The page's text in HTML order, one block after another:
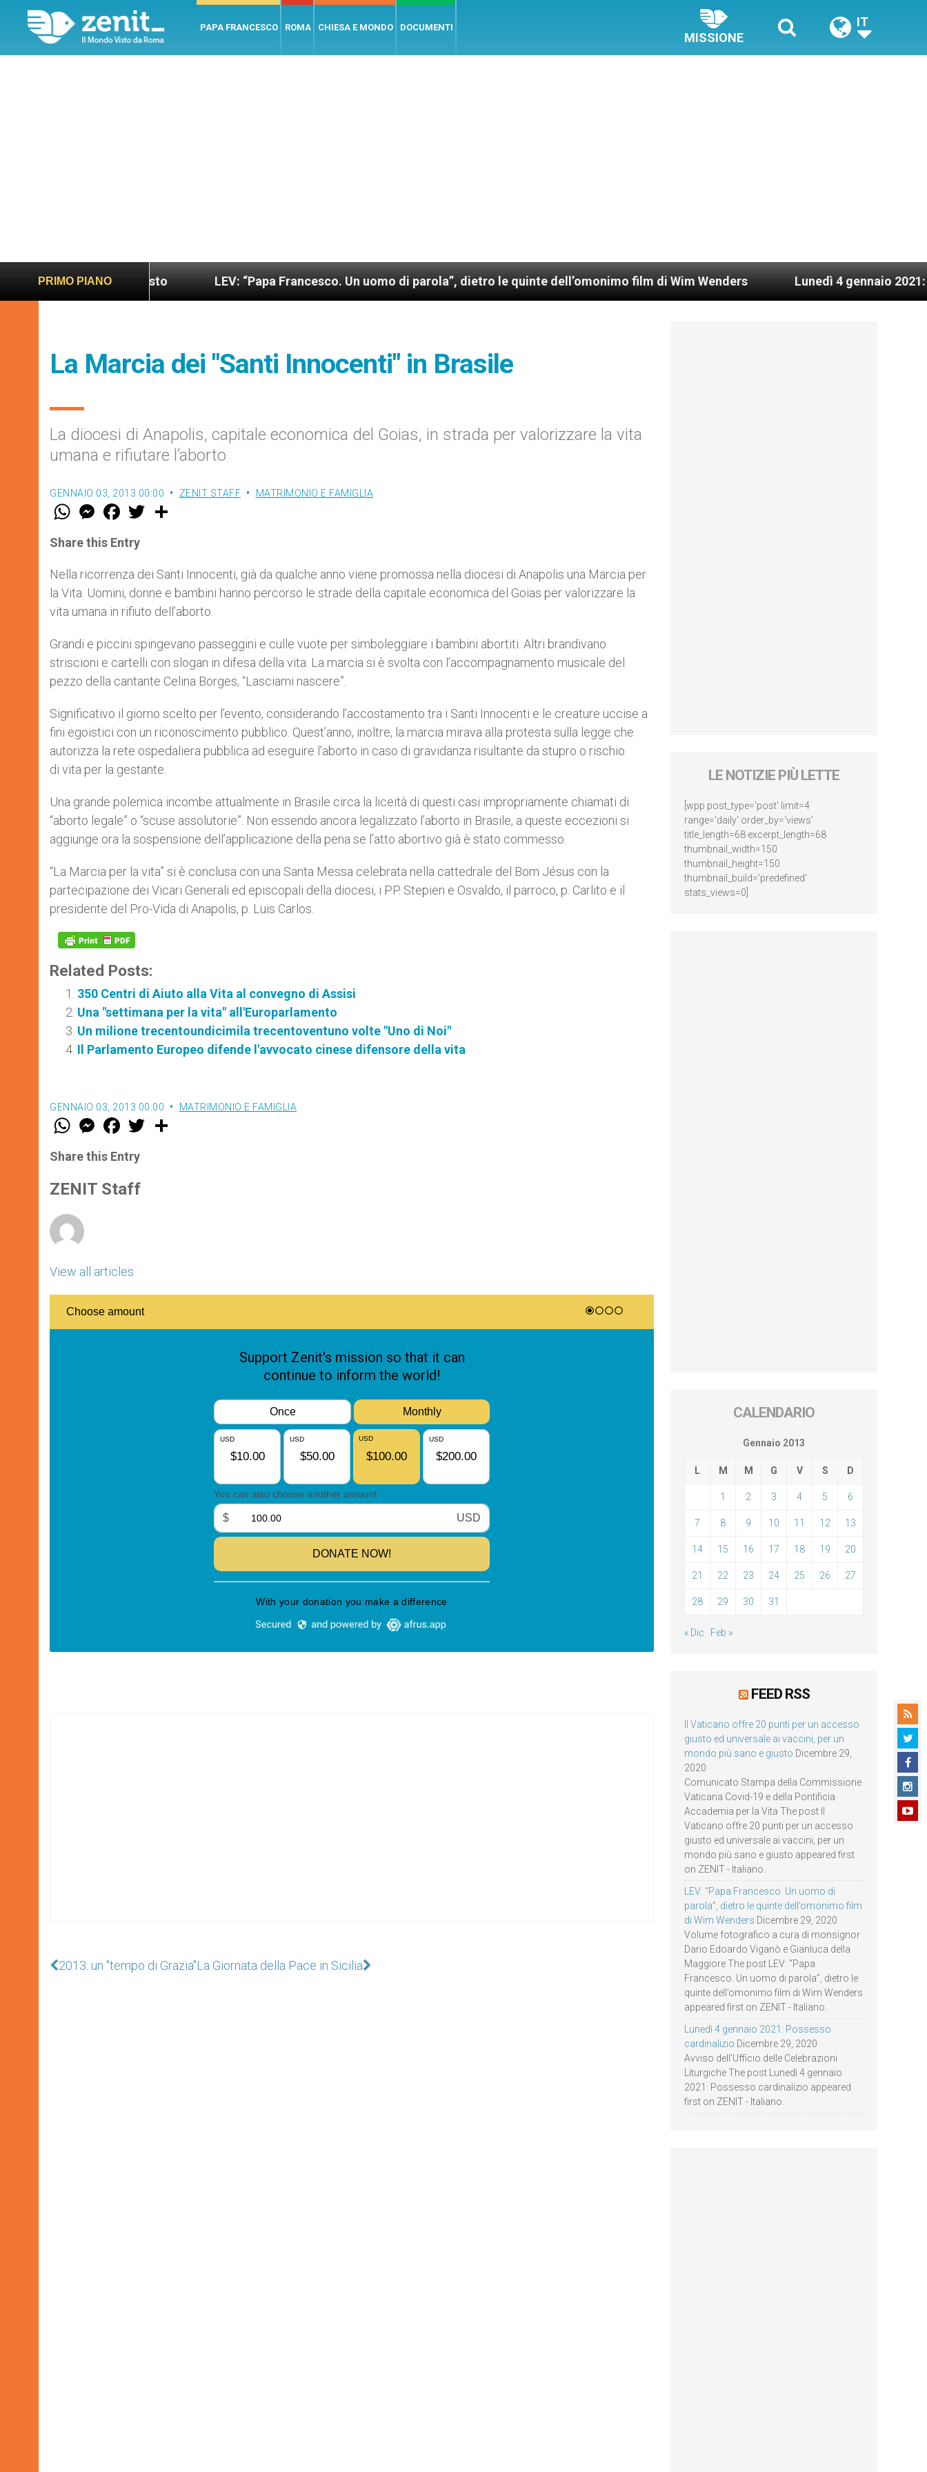
PAPA FRANCESCO ROMA CHIESA E MONDO DOCUMENTI
MISSIONE
IT
PRIMO PIANO
più sano e giusto LEV: “Papa Francesco. Un uomo di parola”, dietro le quinte dell’omonimo film di Wim Wenders Lunedì 4 gennaio 2021: Possesso
La Marcia dei "Santi Innocenti" in Brasile
La diocesi di Anapolis, capitale economica del Goias, in strada per valorizzare la vita
umana e rifiutare l’aborto
GENNAIO 03, 2013 00:00 ZENIT STAFF MATRIMONIO E FAMIGLIA
W
t
s
p
p
M
e
s
e
g
e
r
F
a
e
b
o
k
w
r
Share this Entry
Nella ricorrenza dei Santi Innocenti, già da qualche anno viene promossa nella diocesi di Anapolis una Marcia per
la Vita. Uomini, donne e bambini hanno percorso le strade della capitale economica del Goias per valorizzare la
vita umana in rifiuto dell’aborto.
Grandi e piccini spingevano passeggini e culle vuote per simboleggiare i bambini abortiti. Altri brandivano
striscioni e cartelli con slogan in difesa della vita. La marcia si è svolta con l’accompagnamento musicale del
pezzo della cantante Celina Borges, “Lasciami nascere”.
Significativo il giorno scelto per l’evento, considerando l’accostamento tra i Santi Innocenti e le creature uccise a
fini egoistici con un riconoscimento pubblico. Quest’anno, inoltre, la marcia mirava alla protesta sulla legge che
autorizza la rete ospedaliera pubblica ad eseguire l’aborto in caso di gravidanza risultante da stupro o rischio
di vita per la gestante.
Una grande polemica incombe attualmente in Brasile circa la liceità di questi casi impropriamente chiamati di
“aborto legale” o “scuse assolutorie”. Non essendo ancora legalizzato l’aborto in Brasile, a queste eccezioni si
aggiunge ora la sospensione dell’applicazione della pena se l’atto abortivo già è stato commesso.
“La Marcia per la vita” si è conclusa con una Santa Messa celebrata nella cattedrale del Bom Jésus con la
partecipazione dei Vicari Generali ed episcopali della diocesi, i PP. Stepien e Osvaldo, il parroco, p. Carlito e il
presidente del Pro-Vida di Anapolis, p. Luis Carlos.
Related Posts:
350 Centri di Aiuto alla Vita al convegno di Assisi
Una "settimana per la vita" all'Europarlamento
Un milione trecentoundicimila trecentoventuno volte "Uno di Noi"
Il Parlamento Europeo difende l'avvocato cinese difensore della vita
GENNAIO 03, 2013 00:00 MATRIMONIO E FAMIGLIA
W
t
s
p
p
M
e
s
e
g
e
F
a
e
b
o
k
w
Share this Entry
ZENIT Staff
View all articles
2013: un "tempo di Grazia"La Giornata della Pace in Sicilia
LE NOTIZIE PIÙ LETTE
[wpp post_type='post' limit=4
range='daily' order_by='views'
title_length=68 excerpt_length=68
thumbnail_width=150
thumbnail_height=150
thumbnail_build='predefined'
stats_views=0]
CALENDARIO
Gennaio 2013
L M M G V S D
1 2 3 4 5 6
7 8 9 10 11 12 13
14 15 16 17 18 19 20
21 22 23 24 25 26 27
28 29 30 31
« Dic Feb »
FEED RSS
Il Vaticano offre 20 punti per un accesso
giusto ed universale ai vaccini, per un
mondo più sano e giusto Dicembre 29,
2020
Comunicato Stampa della Commissione
Vaticana Covid-19 e della Pontificia
Accademia per la Vita The post Il
Vaticano offre 20 punti per un accesso
giusto ed universale ai vaccini, per un
mondo più sano e giusto appeared first
on ZENIT - Italiano.
LEV: “Papa Francesco. Un uomo di
parola”, dietro le quinte dell’omonimo film
di Wim Wenders Dicembre 29, 2020
Volume fotografico a cura di monsignor
Dario Edoardo Viganò e Gianluca della
Maggiore The post LEV: “Papa
Francesco. Un uomo di parola”, dietro le
quinte dell’omonimo film di Wim Wenders
appeared first on ZENIT - Italiano.
Lunedì 4 gennaio 2021: Possesso
cardinalizio Dicembre 29, 2020
Avviso dell’Ufficio delle Celebrazioni
Liturgiche The post Lunedì 4 gennaio
2021: Possesso cardinalizio appeared
first on ZENIT - Italiano.